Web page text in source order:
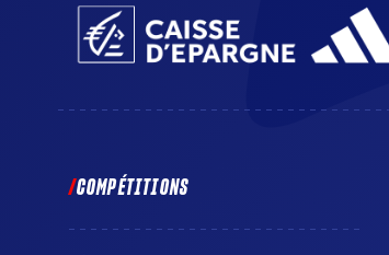
COMPÉTITIONS